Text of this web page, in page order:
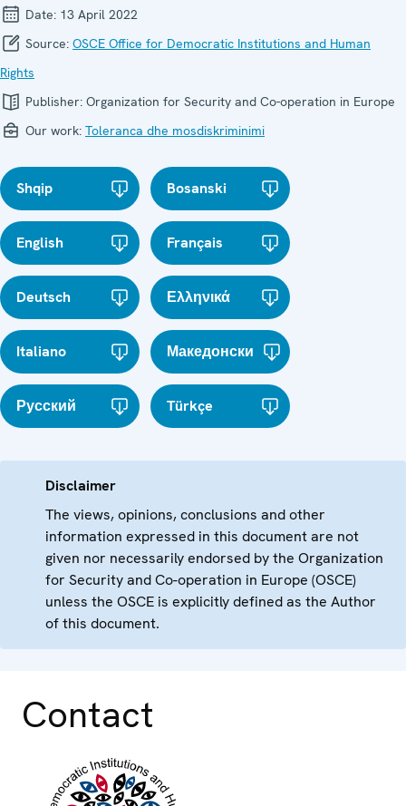
Date: 13 April 2022
Source: OSCE Office for Democratic Institutions and Human
Rights
Publisher: Organization for Security and Co-operation in Europe
Our work: Toleranca dhe mosdiskriminimi
Shqip Bosanski
English Français
Deutsch Ελληνικά
Italiano Македонски
Русский Türkçe
Disclaimer
The views, opinions, conclusions and other
information expressed in this document are not
given nor necessarily endorsed by the Organization
for Security and Co-operation in Europe (OSCE)
unless the OSCE is explicitly defined as the Author
of this document.
Contact